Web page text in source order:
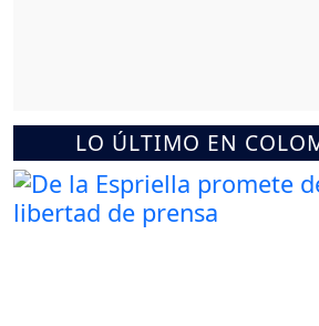
LO ÚLTIMO EN